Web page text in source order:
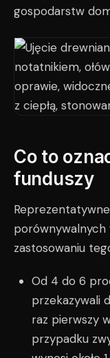
gospodarstw
Co to
funduszy
zastosowaniu
Od 4 do 6
przekazywali
raz pierwszy
przypadku